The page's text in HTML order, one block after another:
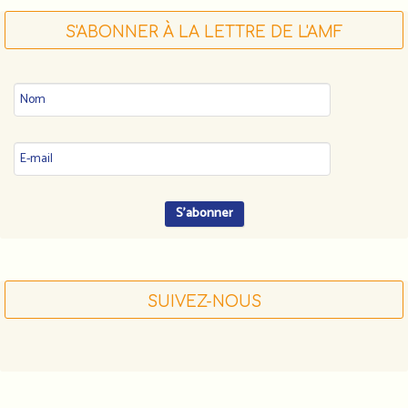
S'ABONNER À LA LETTRE DE L'AMF
SUIVEZ-NOUS